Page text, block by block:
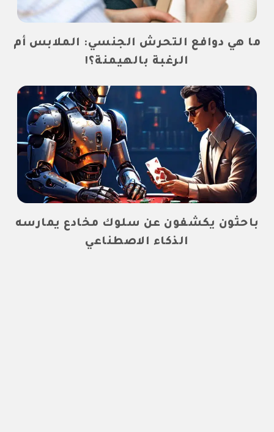
ما هي دوافع التحرش الجنسي: الملابس أم
الرغبة بالهيمنة؟!
باحثون يكشفون عن سلوك مخادع يمارسه
الذكاء الاصطناعي